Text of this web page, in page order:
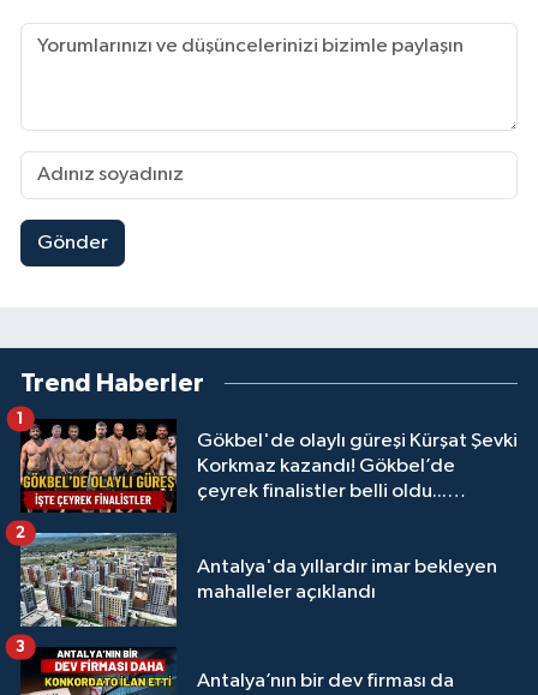
Gönder
Trend Haberler
Gökbel'de olaylı güreşi Kürşat Şevki
Korkmaz kazandı! Gökbel’de
çeyrek finalistler belli oldu...
1
Antalya'da yıllardır imar bekleyen
mahalleler açıklandı
2
Antalya’nın bir dev firması da
3